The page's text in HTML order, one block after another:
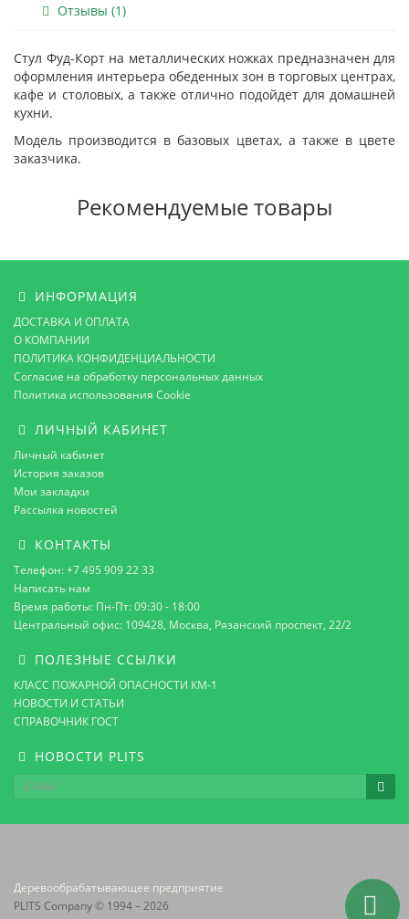
Отзывы (1)
Стул Фуд-Корт на металлических ножках предназначен для
оформления интерьера обеденных зон в торговых центрах,
кафе и столовых, а также отлично подойдет для домашней
кухни.
Модель производится в базовых цветах, а также в цвете
заказчика.
Рекомендуемые товары
ИНФОРМАЦИЯ
ДОСТАВКА И ОПЛАТА
О КОМПАНИИ
ПОЛИТИКА КОНФИДЕНЦИАЛЬНОСТИ
Согласие на обработку персональных данных
Политика использования Cookie
ЛИЧНЫЙ КАБИНЕТ
Личный кабинет
История заказов
Мои закладки
Рассылка новостей
КОНТАКТЫ
Телефон: +7 495 909 22 33
Написать нам
Время работы: Пн-Пт: 09:30 - 18:00
Центральный офис: 109428, Москва, Рязанский проспект, 22/2
ПОЛЕЗНЫЕ ССЫЛКИ
КЛАСС ПОЖАРНОЙ ОПАСНОСТИ КМ-1
НОВОСТИ И СТАТЬИ
СПРАВОЧНИК ГОСТ
НОВОСТИ PLITS
Деревообрабатывающее предприятие
PLITS Company © 1994 – 2026